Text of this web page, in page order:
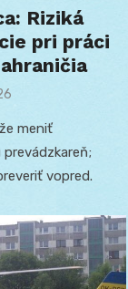
Riziká
pri práci
meniť
vopred.